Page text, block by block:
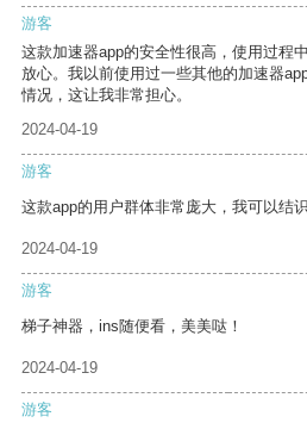
游客
这款加速器app的安全性很高，使用过程
放心。我以前使用过一些其他的加速器
情况，这让我非常担心。
2024-04-19
游客
这款app的用户群体非常庞大，我可以结
2024-04-19
游客
梯子神器，ins随便看，美美哒！
2024-04-19
游客